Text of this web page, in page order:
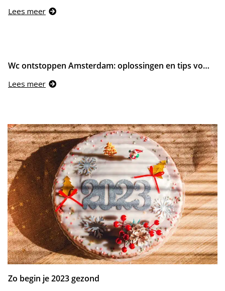
Lees meer
Wc ontstoppen Amsterdam: oplossingen en tips voor een verstopt toilet
Lees meer
Zo begin je 2023 gezond